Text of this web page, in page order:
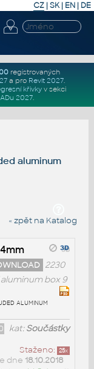
CZ | SK| EN | DE
registrovaných
a pro Revit 2027.
křivkyv sekci
2027.
aluminum
« zpět na Katalog
2230
box 9
aluminum
kat:Součástky
Staženo: 25x
dne 18.10.2018